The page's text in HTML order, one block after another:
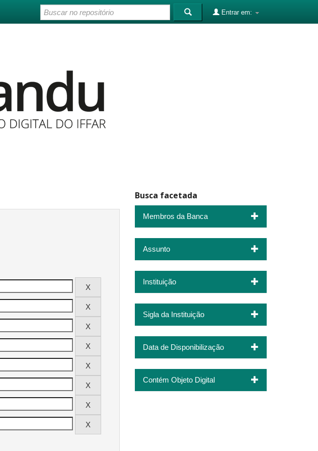
Entrar em:
Busca facetada
Membros da Banca
Assunto
Instituição
Sigla da Instituição
Data de Disponibilização
Contém Objeto Digital